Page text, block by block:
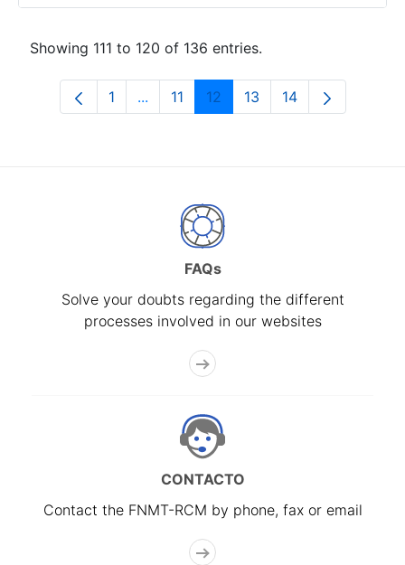
Showing 111 to 120 of 136 entries.
Page
1 ...Intermediate Pages Use TAB to
Page
11 Page
12 Page
13 Page
14
FAQs
Solve your doubts regarding the different
processes involved in our websites
CONTACTO
Contact the FNMT-RCM by phone, fax or email